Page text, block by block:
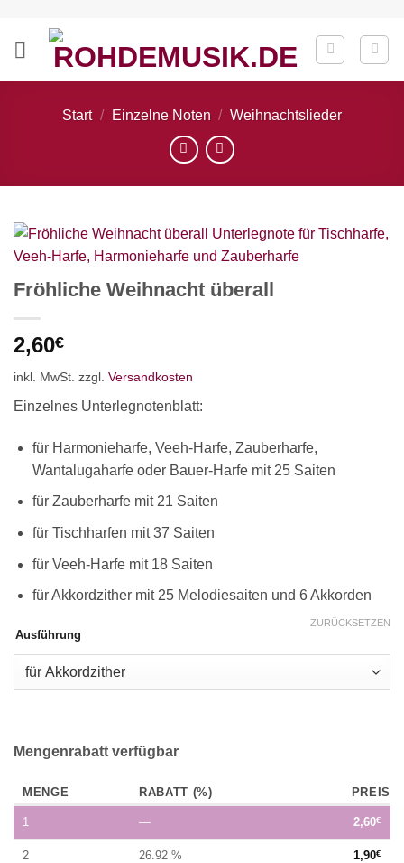
springen
Start / Einzelne Noten / Weihnachtslieder
Fröhliche Weihnacht überall
2,60€
inkl. MwSt. zzgl. Versandkosten
Einzelnes Unterlegnotenblatt:
für Harmonieharfe, Veeh-Harfe, Zauberharfe,
Wantalugaharfe oder Bauer-Harfe mit 25 Saiten
für Zauberharfe mit 21 Saiten
für Tischharfen mit 37 Saiten
für Veeh-Harfe mit 18 Saiten
für Akkordzither mit 25 Melodiesaiten und 6 Akkorden
Ausführung
ZURÜCKSETZEN
Mengenrabatt verfügbar
MENGE RABATT (%) PREIS
1 — 2,60€
2 26.92 % 1,90€